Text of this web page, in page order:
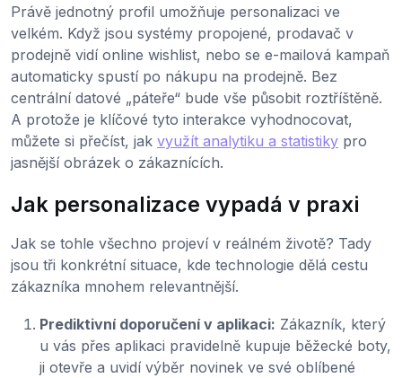
Právě jednotný profil umožňuje personalizaci ve
velkém. Když jsou systémy propojené, prodavač v
prodejně vidí online wishlist, nebo se e-mailová kampaň
automaticky spustí po nákupu na prodejně. Bez
centrální datové „páteře“ bude vše působit roztříštěně.
A protože je klíčové tyto interakce vyhodnocovat,
můžete si přečíst, jak využít analytiku a statistiky pro
jasnější obrázek o zákaznících.
Jak personalizace vypadá v praxi
Jak se tohle všechno projeví v reálném životě? Tady
jsou tři konkrétní situace, kde technologie dělá cestu
zákazníka mnohem relevantnější.
Prediktivní doporučení v aplikaci: Zákazník, který
u vás přes aplikaci pravidelně kupuje běžecké boty,
ji otevře a uvidí výběr novinek ve své oblíbené